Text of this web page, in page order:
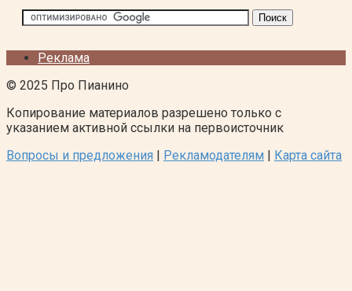
Реклама
© 2025 Про Пианино
Копирование материалов разрешено только с
указанием активной ссылки на первоисточник
Вопросы и предложения | Рекламодателям | Карта сайта